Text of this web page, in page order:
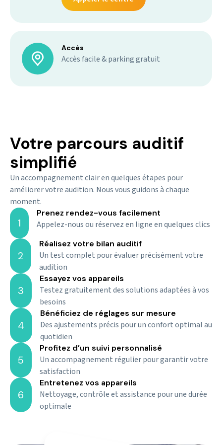
Accès
Accès facile & parking gratuit
Votre parcours auditif
simplifié
Un accompagnement clair en quelques étapes pour
améliorer votre audition. Nous vous guidons à chaque
moment.
1
Prenez rendez-vous facilement
Appelez-nous ou réservez en ligne en quelques clics
2
Réalisez votre bilan auditif
Un test complet pour évaluer précisément votre
audition
3
Essayez vos appareils
Testez gratuitement des solutions adaptées à vos
besoins
4
Bénéficiez de réglages sur mesure
Des ajustements précis pour un confort optimal au
quotidien
5
Profitez d’un suivi personnalisé
Un accompagnement régulier pour garantir votre
satisfaction
6
Entretenez vos appareils
Nettoyage, contrôle et assistance pour une durée
optimale